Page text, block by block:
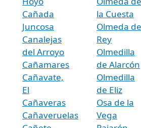
Cañada
Juncosa
Canalejas
del Arroyo
Cañamares
Cañavate,
El
Cañaveras
Cañaveruelas
la Cuesta
Olmeda
Rey
Olmedilla
de Alarcón
Olmedilla
de Eliz
Osa de la
Vega